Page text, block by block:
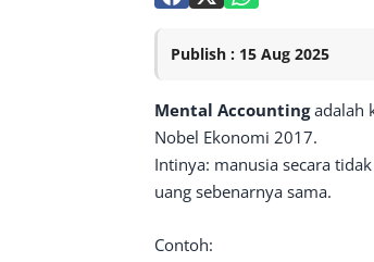
Publish : 15 Aug 2025
Mental Accountingadalah
Nobel Ekonomi 2017.
Intinya: manusia secara
uang sebenarnya sama.
Contoh: